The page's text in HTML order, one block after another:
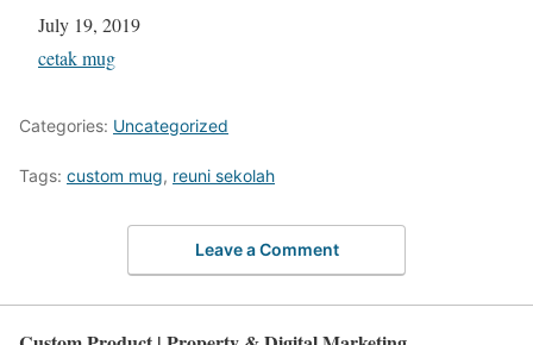
Date
July 19, 2019
In relation to
cetak mug
Categories: Uncategorized
Tags: custom mug, reuni sekolah
Leave a Comment